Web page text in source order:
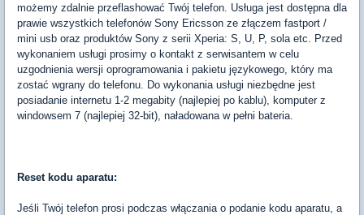
możemy zdalnie przeflashować Twój telefon. Usługa jest dostępna dla
prawie wszystkich telefonów Sony Ericsson ze złączem fastport /
mini usb oraz produktów Sony z serii Xperia: S, U, P, sola etc. Przed
wykonaniem usługi prosimy o kontakt z serwisantem w celu
uzgodnienia wersji oprogramowania i pakietu językowego, który ma
zostać wgrany do telefonu. Do wykonania usługi niezbędne jest
posiadanie internetu 1-2 megabity (najlepiej po kablu), komputer z
windowsem 7 (najlepiej 32-bit), naładowana w pełni bateria.
Reset kodu aparatu:
Jeśli Twój telefon prosi podczas włączania o podanie kodu aparatu, a